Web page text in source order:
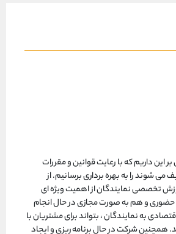
داریم که با رعایت قوانین و مقررات
شوند را به بهره برداری برسانیم. از
تخصصی نمایندگان از اهمیت ویژه ای
و هم به صورت مجازی در حال انجام
به نمایندگان ، بتواند برای مشتریان با
همچنین شرکت در حال برنامه ریزی و ایجاد